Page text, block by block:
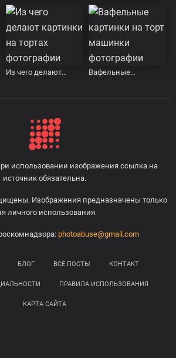
днем рождения
мальчику
Из чего делают
Вафельные
использовании изображения ссылка на
источник обязательна.
Изображения предназначены только
личного использования.
photoabuse@gmail.com
БЛОГ ВСЕ ПОСТЫ КОНТАКТ
ПРАВИЛА ИСПОЛЬЗОВАНИЯ
КАРТА САЙТА